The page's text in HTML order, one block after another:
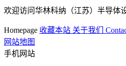
欢迎访问华林科纳（江苏）半导体
Homepage 收藏本站 关于我们
网站地图
手机网站